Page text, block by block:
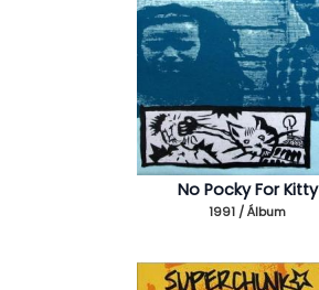
No Pocky For Kitty
1991 / Álbum